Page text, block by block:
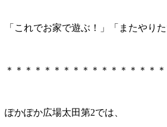
「これでお家で遊ぶ！」「またやり
＊＊＊＊＊＊＊＊＊＊＊＊＊＊＊＊＊
ぽかぽか広場太田第2では、